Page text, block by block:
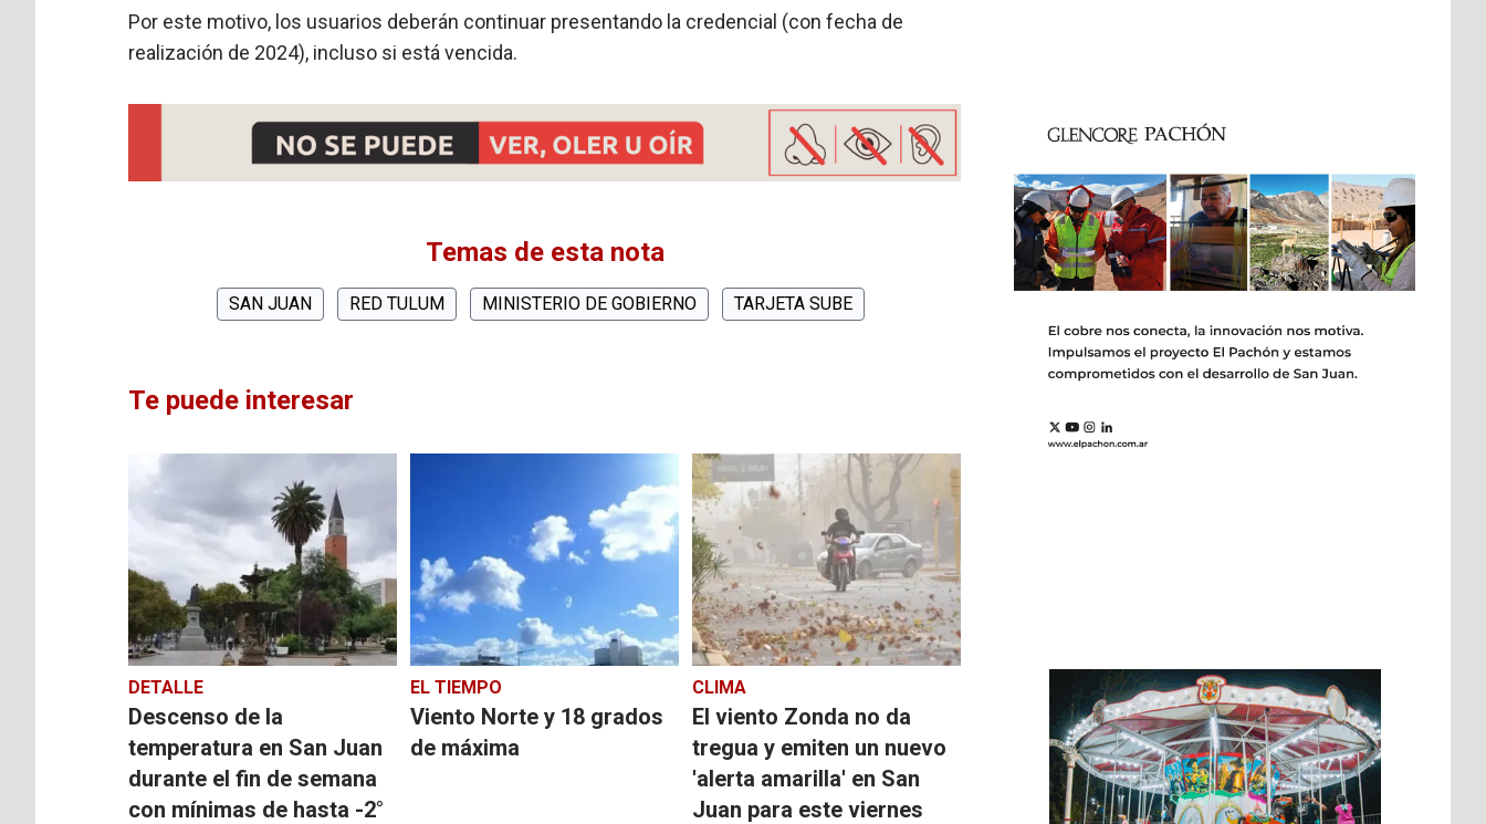
Por este motivo, los usuarios deberán continuar presentando la credencial (con fecha de
realización de 2024), incluso si está vencida.
Temas de esta nota
SAN JUAN RED TULUM MINISTERIO DE GOBIERNO TARJETA SUBE
Te puede interesar
DETALLE
Descenso de la
temperatura en San Juan
durante el fin de semana
con mínimas de hasta -2°
EL TIEMPO
Viento Norte y 18 grados
de máxima
CLIMA
El viento Zonda no da
tregua y emiten un nuevo
'alerta amarilla' en San
Juan para este viernes